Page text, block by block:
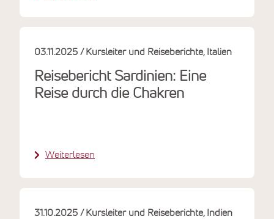
Reisebericht Sardinien: Eine
Reise durch die Chakren
03.11.2025 Kursleiter und Reiseberichte Italien
Weiterlesen
31.10.2025 Kursleiter und Reiseberichte Indien